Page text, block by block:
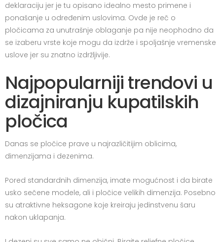
deklaraciju jer je tu opisano idealno mesto primene i
ponašanje u određenim uslovima. Ovde je reč o
pločicama za unutrašnje oblaganje pa nije neophodno da
se izaberu vrste koje mogu da izdrže i spoljašnje vremenske
uslove jer su znatno izdržljivije.
Najpopularniji trendovi u
dizajniranju kupatilskih
pločica
Danas se pločice prave u najrazličitijim oblicima,
dimenzijama i dezenima.
Pored standardnih dimenzija, imate mogućnost i da birate
usko sečene modele, ali i pločice velikih dimenzija. Posebno
su atraktivne heksagone koje kreiraju jedinstvenu šaru
nakon uklapanja.